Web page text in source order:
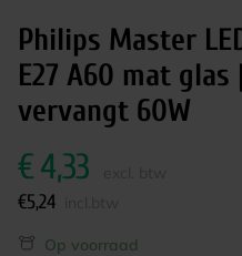
Philips Master
E27 A60 mat
vervangt 60W
€4,33
€5,24
Op voorraad